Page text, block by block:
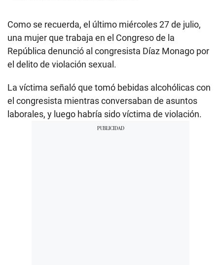
Como se recuerda, el último miércoles 27 de julio,
una mujer que trabaja en el Congreso de la
República denunció al congresista Díaz Monago por
el delito de violación sexual.
La víctima señaló que tomó bebidas alcohólicas con
el congresista mientras conversaban de asuntos
laborales, y luego habría sido víctima de violación.